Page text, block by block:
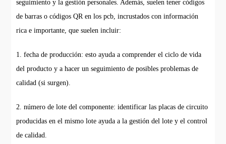
seguimiento y la gestión personales. Además, suelen tener códigos
de barras o códigos QR en los pcb, incrustados con información
rica e importante, que suelen incluir:
1. fecha de producción: esto ayuda a comprender el ciclo de vida
del producto y a hacer un seguimiento de posibles problemas de
calidad (si surgen).
2. número de lote del componente: identificar las placas de circuito
producidas en el mismo lote ayuda a la gestión del lote y el control
de calidad.